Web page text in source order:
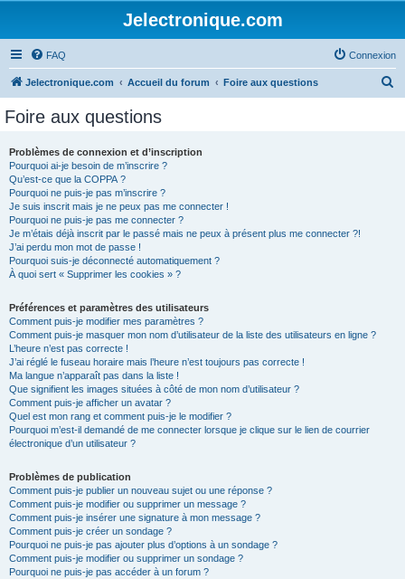
Jelectronique.com
FAQ Connexion
Jelectronique.com Accueil du forum Foire aux questions
Foire aux questions
Problèmes de connexion et d’inscription
Pourquoi ai-je besoin de m’inscrire ?
Qu’est-ce que la COPPA ?
Pourquoi ne puis-je pas m’inscrire ?
Je suis inscrit mais je ne peux pas me connecter !
Pourquoi ne puis-je pas me connecter ?
Je m’étais déjà inscrit par le passé mais ne peux à présent plus me connecter ?!
J’ai perdu mon mot de passe !
Pourquoi suis-je déconnecté automatiquement ?
À quoi sert « Supprimer les cookies » ?
Préférences et paramètres des utilisateurs
Comment puis-je modifier mes paramètres ?
Comment puis-je masquer mon nom d’utilisateur de la liste des utilisateurs en ligne ?
L’heure n’est pas correcte !
J’ai réglé le fuseau horaire mais l’heure n’est toujours pas correcte !
Ma langue n’apparaît pas dans la liste !
Que signifient les images situées à côté de mon nom d’utilisateur ?
Comment puis-je afficher un avatar ?
Quel est mon rang et comment puis-je le modifier ?
Pourquoi m’est-il demandé de me connecter lorsque je clique sur le lien de courrier
électronique d’un utilisateur ?
Problèmes de publication
Comment puis-je publier un nouveau sujet ou une réponse ?
Comment puis-je modifier ou supprimer un message ?
Comment puis-je insérer une signature à mon message ?
Comment puis-je créer un sondage ?
Pourquoi ne puis-je pas ajouter plus d’options à un sondage ?
Comment puis-je modifier ou supprimer un sondage ?
Pourquoi ne puis-je pas accéder à un forum ?